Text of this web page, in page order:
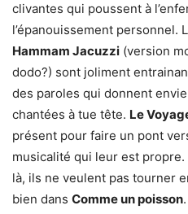
clivantes qui poussent à
l’épanouissement personnel.
Hammam Jacuzzi (version
dodo?) sont joliment
des paroles qui donnent
chantées à tue tête. Le
présent pour faire un pont
musicalité qui leur est propre.
là, ils ne veulent pas tourner
bien dans Comme un poisson.